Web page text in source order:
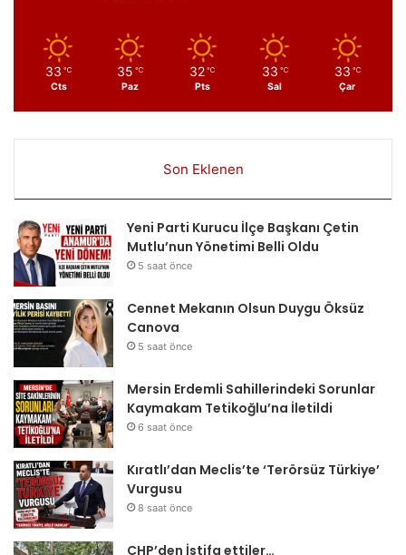
33 ℃
Cts
35 ℃
Paz
32 ℃
Pts
33 ℃
Sal
33 ℃
Çar
Son Eklenen
Yeni Parti Kurucu İlçe Başkanı Çetin
Mutlu’nun Yönetimi Belli Oldu
5 saat önce
Cennet Mekanın Olsun Duygu Öksüz
Canova
5 saat önce
Mersin Erdemli Sahillerindeki Sorunlar
Kaymakam Tetikoğlu’na İletildi
6 saat önce
Kıratlı’dan Meclis’te ‘Terörsüz Türkiye’
Vurgusu
8 saat önce
CHP’den İstifa ettiler…